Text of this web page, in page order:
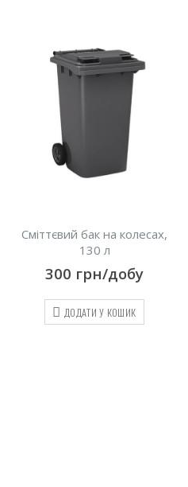
Сміттєвий бак на колесах,
130 л
300 грн/добу
ДОДАТИ У КОШИК